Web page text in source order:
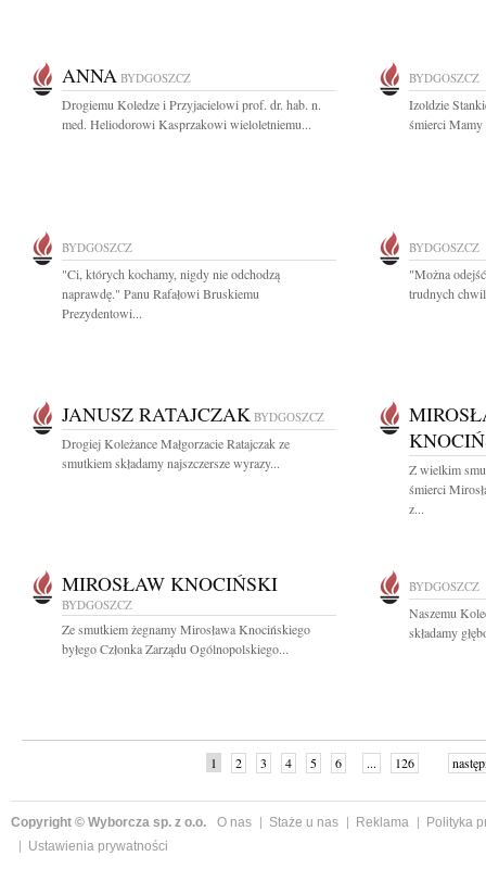
ANNA BYDGOSZCZ
Drogiemu Koledze i Przyjacielowi prof. dr. hab. n.
med. Heliodorowi Kasprzakowi wieloletniemu...
BYDGOSZCZ
Izoldzie
śmierci Mamy
BYDGOSZCZ
"Ci, których kochamy, nigdy nie odchodzą
naprawdę." Panu Rafałowi Bruskiemu
Prezydentowi...
BYDGOSZCZ
"Można
trudnych
JANUSZ RATAJCZAK BYDGOSZCZ
Drogiej Koleżance Małgorzacie Ratajczak ze
smutkiem składamy najszczersze wyrazy...
Z wielkim
śmierci
z...
MIROSŁAW KNOCIŃSKI
BYDGOSZCZ
Ze smutkiem żegnamy Mirosława Knocińskiego
byłego Członka Zarządu Ogólnopolskiego...
BYDGOSZCZ
Naszemu
składamy
1 2 3 4 5 6 ... 126
Copyright © Wyborcza sp. z o.o. O nas Staże u nas Reklama
Polityka
Ustawienia prywatności